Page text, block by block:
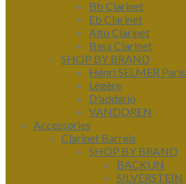
Bb Clarinet
Eb Clarinet
Alto Clarinet
Bass Clarinet
SHOP BY BRAND
Henri SELMER Paris
Légère
D'addario
VANDOREN
Accessories
Clarinet Barrels
SHOP BY BRAND
BACKUN
SILVERSTEIN